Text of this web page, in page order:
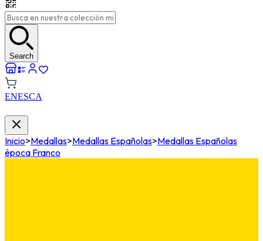
Search
ENESCA
Inicio>Medallas>Medallas Españolas>Medallas Españolas
época Franco